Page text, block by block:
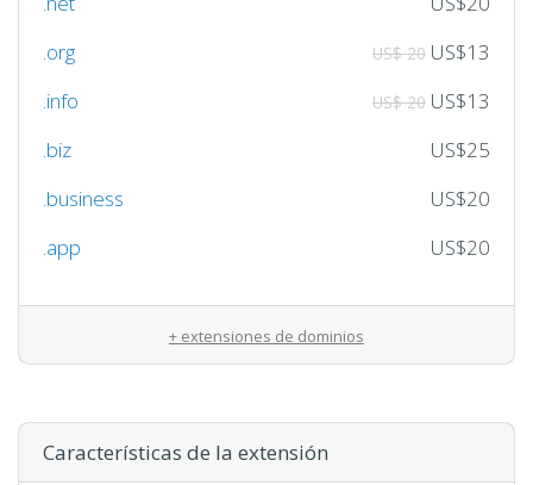
.org
US$ 20 US$13
.info
US$ 20 US$13
.biz
US$25
.business
US$20
.app
US$20
+ extensiones de dominios
Características de la extensión